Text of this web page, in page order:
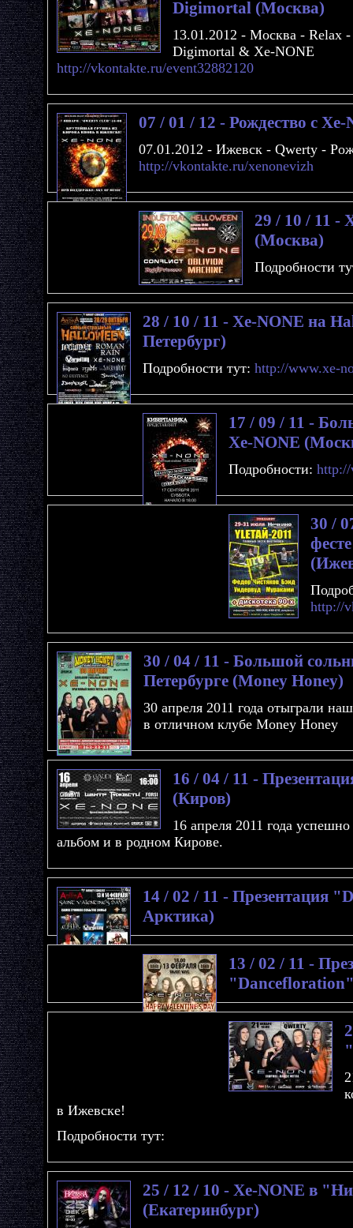
Digimortal (Москва)
13.01.2012 - Москва - Relax
Digimortal & Xe-NONE
http://vkontakte.ru/event32882120
07 / 01 / 12 - Рождество с
07.01.2012 - Ижевск - Qwerty -
http://vkontakte.ru/xenonevizh
29 / 10 / 11 -
(Москва)
Подробности
28 / 10 / 11 - Xe-NONE на
Петербург)
Подробности тут: http://www.xe-
17 / 09 / 11 -
Xe-NONE
Подробности: http://
30 /
http://
30 / 04 / 11 - Большой
Петербурге (Money Honey)
30 апреля 2011 года отыграли
в отличном клубе Money Honey
16 / 04 / 11 -
(Киров)
16 апреля 2011 года
альбом и в родном Кирове.
14 / 02 / 11 - Презентация
Арктика)
13 / 02 / 11 -
в Ижевске!
Подробности тут:
25 / 12 / 10 - Xe-NONE в
(Екатеринбург)